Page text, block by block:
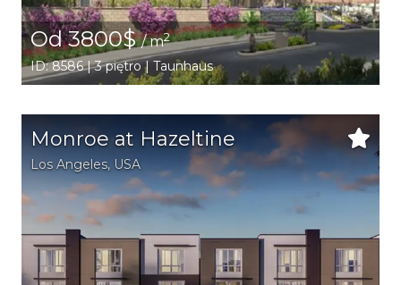
Od 3800$/ m2
ID: 8586 | 3 piętro | Taunhaus
Monroe at Hazeltine
Los Angeles, USA